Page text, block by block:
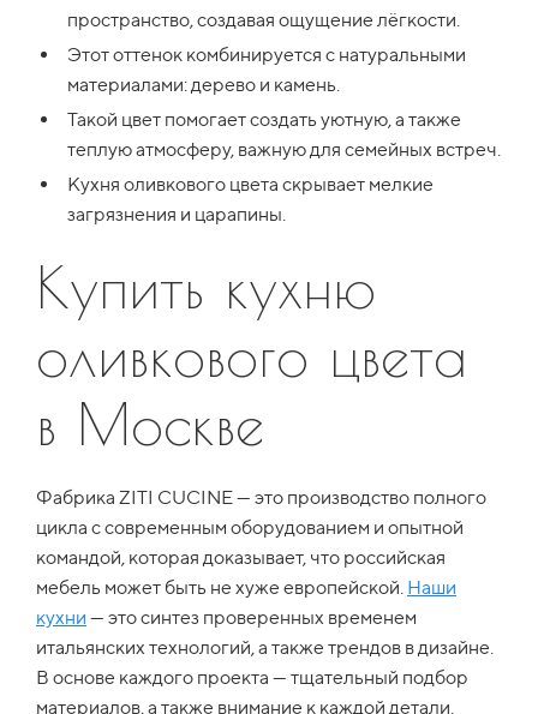
пространство, создавая ощущение лёгкости.
Этот оттенок комбинируется с натуральными
материалами: дерево и камень.
Такой цвет помогает создать уютную, а также
теплую атмосферу, важную для семейных встреч.
Кухня оливкового цвета скрывает мелкие
загрязнения и царапины.
Купить кухню
оливкового цвета
в Москве
Фабрика ZITI CUCINE — это производство полного
цикла с современным оборудованием и опытной
командой, которая доказывает, что российская
мебель может быть не хуже европейской. Наши
кухни — это синтез проверенных временем
итальянских технологий, а также трендов в дизайне.
В основе каждого проекта — тщательный подбор
материалов, а также внимание к каждой детали.